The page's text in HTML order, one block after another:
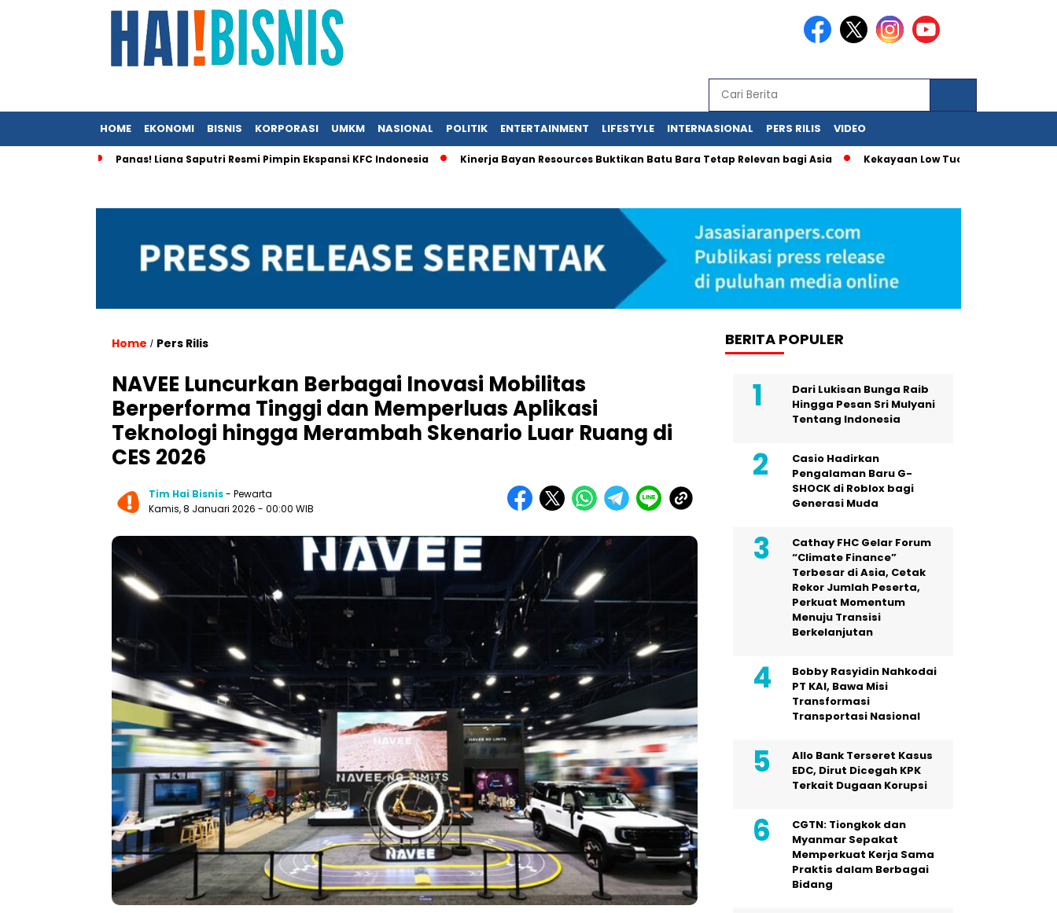
HOME EKONOMI BISNIS KORPORASI UMKM NASIONAL POLITIK ENTERTAINMENT LIFESTYLE INTERNASIONAL PERS RILIS VIDEO
Panas! Liana Saputri Resmi Pimpin Ekspansi KFC Indonesia Kinerja Bayan Resources Buktikan Batu Bara Tetap Relevan bagi Asia Kekayaan Low Tuck Kwong Capai
Home / Pers Rilis
NAVEE Luncurkan Berbagai Inovasi Mobilitas
Berperforma Tinggi dan Memperluas Aplikasi
Teknologi hingga Merambah Skenario Luar Ruang di
CES 2026
Tim Hai Bisnis- Pewarta
Kamis, 8 Januari 2026 - 00:00 WIB
BERITA POPULER
Dari Lukisan Bunga Raib
Hingga Pesan Sri Mulyani
Tentang Indonesia
Casio Hadirkan
Pengalaman Baru G-
SHOCK di Roblox bagi
Generasi Muda
Cathay FHC Gelar Forum
“Climate Finance”
Terbesar di Asia, Cetak
Rekor Jumlah Peserta,
Perkuat Momentum
Menuju Transisi
Berkelanjutan
Bobby Rasyidin Nahkodai
PT KAI, Bawa Misi
Transformasi
Transportasi Nasional
Allo Bank Terseret Kasus
EDC, Dirut Dicegah KPK
Terkait Dugaan Korupsi
CGTN: Tiongkok dan
Myanmar Sepakat
Memperkuat Kerja Sama
Praktis dalam Berbagai
Bidang